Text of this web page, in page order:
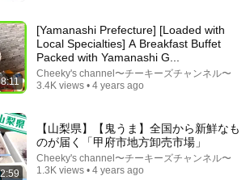
】火山礫の山肌を走る、浄土平へ
ロ / The Final Kilometers Through
ROUTE • 1.1K views
8:11
[Yamanashi Prefecture] [Loaded with
Local Specialties] A Breakfast Buffet
Packed with Yamanashi G...
Cheeky's channel〜チーキーズチャンネル〜
3.4K views • 4 years ago
【山梨県】【鬼うま】全国から新鮮なも
のが届く「甲府市地方卸売市場」
Cheeky's channel〜チーキーズチャンネル〜
1.3K views • 4 years ago